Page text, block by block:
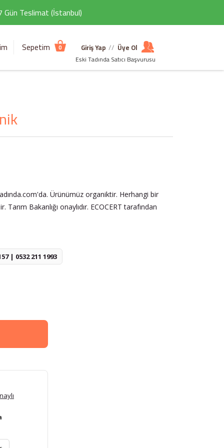
Gün Teslimat (İstanbul)
Sepetim 0 Giriş Yap // Üye Ol
Eski Tadında Satıcı Başvurusu
Ürünümüz organiktir. Herhangi bir
Bakanlığı onaylıdır. ECOCERT tarafından
| 0532 211 1993